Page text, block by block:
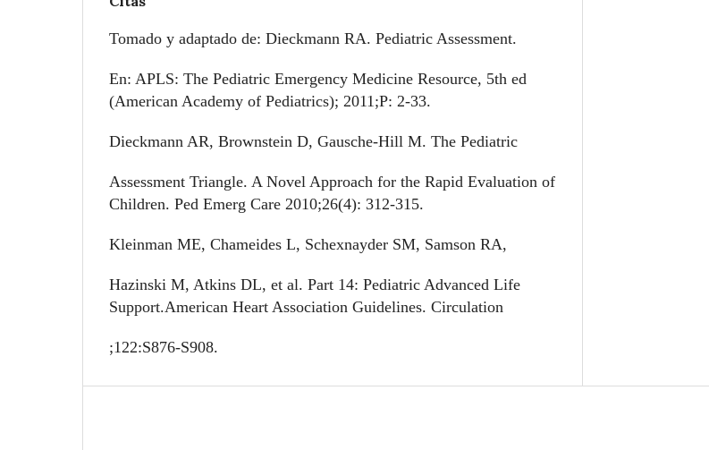
Tomado y adaptado de: Dieckmann RA. Pediatric Assessment.
En: APLS: The Pediatric Emergency Medicine Resource, 5th ed
(American Academy of Pediatrics); 2011;P: 2-33.
Dieckmann AR, Brownstein D, Gausche-Hill M. The Pediatric
Assessment Triangle. A Novel Approach for the Rapid Evaluation of
Children. Ped Emerg Care 2010;26(4): 312-315.
Kleinman ME, Chameides L, Schexnayder SM, Samson RA,
Hazinski M, Atkins DL, et al. Part 14: Pediatric Advanced Life
Support.American Heart Association Guidelines. Circulation
;122:S876-S908.